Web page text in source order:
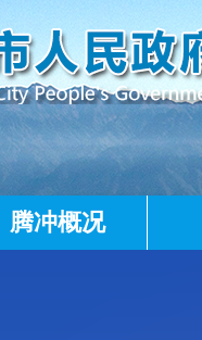
腾冲概况